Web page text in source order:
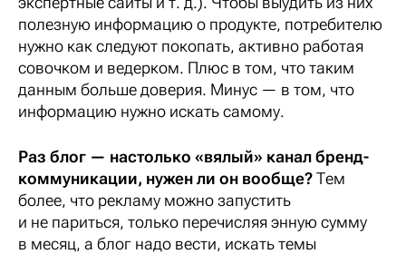
полезную информацию о продукте, потребителю
нужно как следуют покопать, активно работая
совочком и ведерком. Плюс в том, что таким
данным больше доверия. Минус — в том, что
информацию нужно искать самому.
Раз блог — настолько «вялый» канал бренд-
коммуникации, нужен ли он вообще?Тем
более, что рекламу можно запустить
и не париться, только перечисляя энную сумму
в месяц, а блог надо вести, искать темы